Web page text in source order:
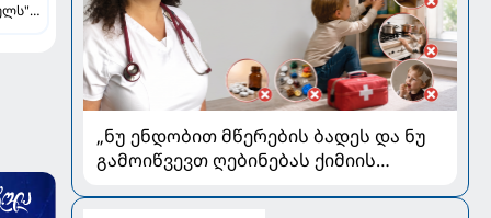
„ნუ ენდობით მწერების ბადეს და ნუ
გამოიწვევთ ღებინებას ქიმიის